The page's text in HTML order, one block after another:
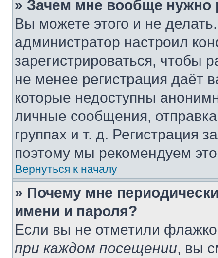
» Зачем мне вообще нужно
Вы можете этого и не
администратор настроил
зарегистрироваться, чтобы
не менее регистрация даёт
которые недоступны
личные сообщения,
группах и т. д. Регистрация
поэтому мы рекомендуем
Вернуться к началу
» Почему мне
имени и пароля?
Если вы не отметили
при каждом посещении, вы